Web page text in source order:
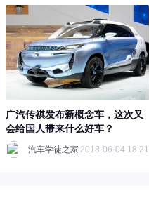
广汽传祺发布新概念车，这次又
会给国人带来什么好车？
汽车学徒之家 2018-06-04 18:21